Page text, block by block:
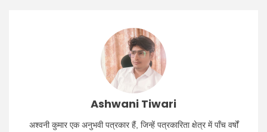
Ashwani Tiwari
अश्वनी कुमार एक अनुभवी पत्रकार हैं, जिन्हें पत्रकारिता क्षेत्र में पाँच वर्षों